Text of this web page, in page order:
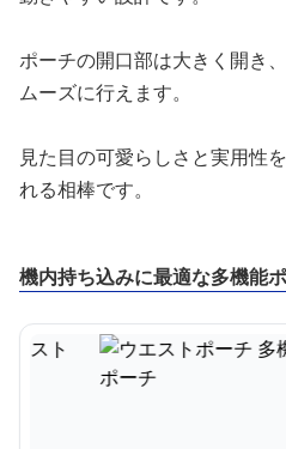
ポーチの開口部は大きく開き
ムーズに行えます。
見た目の可愛らしさと実用性
れる相棒です。
機内持ち込みに最適な多機能